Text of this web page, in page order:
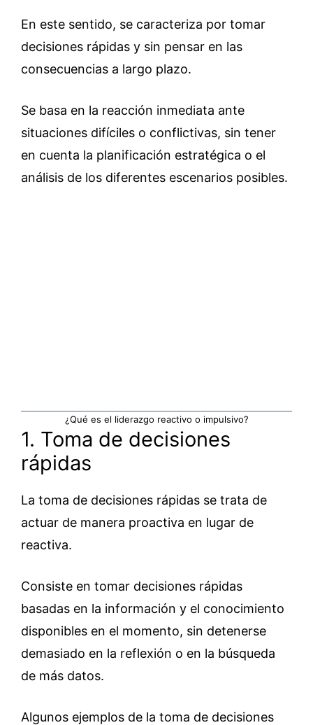
En este sentido, se caracteriza por tomar
decisiones rápidas y sin pensar en las
consecuencias a largo plazo.
Se basa en la reacción inmediata ante
situaciones difíciles o conflictivas, sin tener
en cuenta la planificación estratégica o el
análisis de los diferentes escenarios posibles.
¿Qué es el liderazgo reactivo o impulsivo?
1. Toma de decisiones
rápidas
La toma de decisiones rápidas se trata de
actuar de manera proactiva en lugar de
reactiva.
Consiste en tomar decisiones rápidas
basadas en la información y el conocimiento
disponibles en el momento, sin detenerse
demasiado en la reflexión o en la búsqueda
de más datos.
Algunos ejemplos de la toma de decisiones